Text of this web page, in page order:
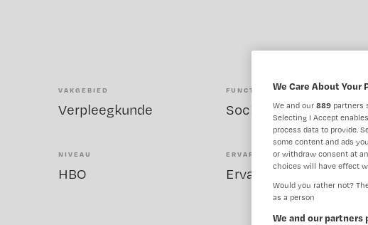
VAKGEBIED
Verpleegkunde
FUNCTIE
NIVEAU
HBO
ERVARING
Ervaren
We Care About Your
We and our 889 partners
Selecting I Accept
process data to provide.
some content and ads
or withdraw consent at
choices will have effect
Would you rather not?
as a person
We and our partners